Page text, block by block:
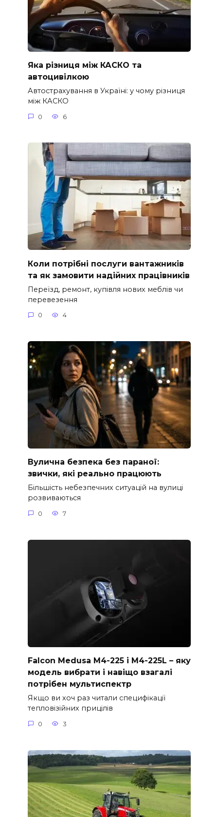
Яка різниця між КАСКО та
автоцивілкою
Автострахування в Україні: у чому різниця
між КАСКО
0 6
Коли потрібні послуги вантажників
та як замовити надійних працівників
Переїзд, ремонт, купівля нових меблів чи
перевезення
0 4
Вулична безпека без параної:
звички, які реально працюють
Більшість небезпечних ситуацій на вулиці
розвиваються
0 7
Falcon Medusa M4-225 і M4-225L – яку
модель вибрати і навіщо взагалі
потрібен мультиспектр
Якщо ви хоч раз читали специфікації
тепловізійних прицілів
0 3